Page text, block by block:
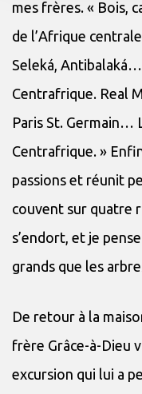
mes frères. « Bois,
de l’Afrique
Seleká,
Centrafrique. Real
Paris St. Germain…
Centrafrique. »
passions et réunit
couvent sur quatre
s’endort, et je
grands que les
De retour à la
frère Grâce-à-Dieu
excursion qui lui a